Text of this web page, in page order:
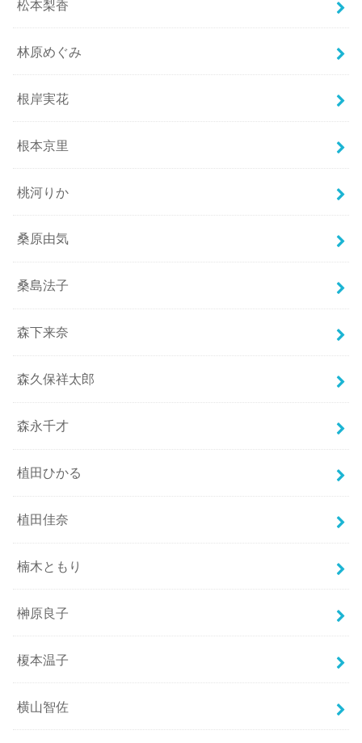
松本梨香
林原めぐみ
根岸実花
根本京里
桃河りか
桑原由気
桑島法子
森下来奈
森久保祥太郎
森永千才
植田ひかる
植田佳奈
楠木ともり
榊原良子
榎本温子
横山智佐